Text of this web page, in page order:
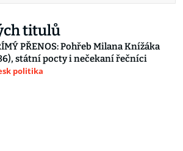
titulů
PŘENOS: Pohřeb Milana Knížáka
státní pocty i nečekaní řečníci
politika